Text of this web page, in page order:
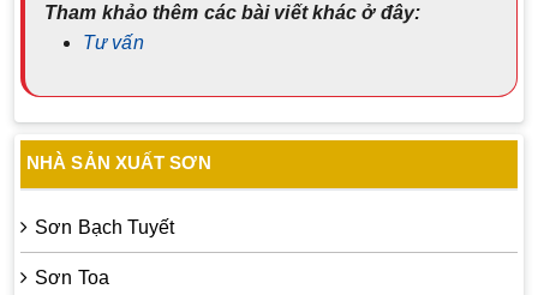
Tham khảo thêm các bài viết khác ở đây:
Tư vấn
NHÀ SẢN XUẤT SƠN
Sơn Bạch Tuyết
Sơn Toa